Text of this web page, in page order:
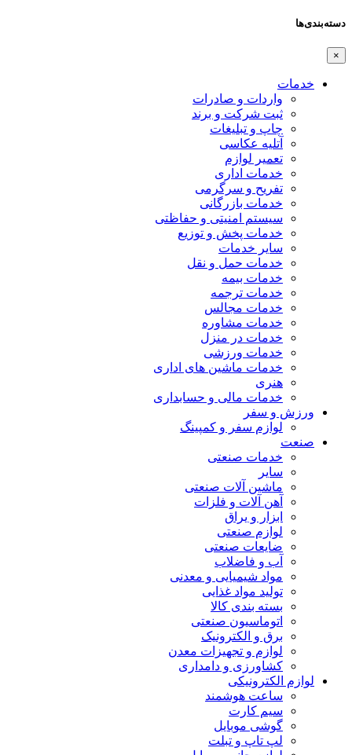
دسته‌بندی‌ها
×
خدمات
واردات و صادرات
ثبت شرکت و برند
چاپ و تبلیغات
آتلیه عکاسی
تعمیر لوازم
خدمات اداری
تفریح و سرگرمی
خدمات بازرگانی
سیستم امنیتی و حفاظتی
خدمات پخش و توزیع
سایر خدمات
خدمات حمل و نقل
خدمات بیمه
خدمات ترجمه
خدمات مجالس
خدمات مشاوره
خدمات در منزل
خدمات ورزشی
خدمات ماشین های اداری
هنری
خدمات مالی و حسابداری
ورزش و سفر
لوازم سفر و کمپینگ
صنعت
خدمات صنعتی
سایر
ماشین آلات صنعتی
آهن آلات و فلزات
ابزار و یراق
لوازم صنعتی
ضایعات صنعتی
آب و فاضلاب
مواد شیمیایی و معدنی
تولید مواد غذایی
بسته بندی کالا
اتوماسیون صنعتی
برق و الکترونیک
لوازم و تجهیزات معدن
کشاورزی و دامداری
لوازم الکترونیکی
ساعت هوشمند
سیم کارت
گوشی موبایل
لپ تاپ و تبلت